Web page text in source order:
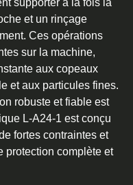
et un rinçage
Ces opérations
sur la machine,
aux copeaux
et aux particules fines.
robuste et fiable est
L-A24-1 est conçu
fortes contraintes et
protection complète et